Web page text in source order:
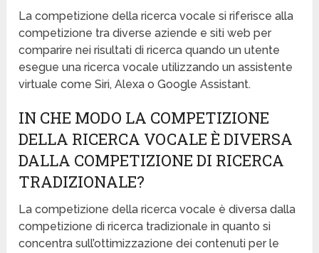
La competizione della ricerca vocale si riferisce alla
competizione tra diverse aziende e siti web per
comparire nei risultati di ricerca quando un utente
esegue una ricerca vocale utilizzando un assistente
virtuale come Siri, Alexa o Google Assistant.
IN CHE MODO LA COMPETIZIONE
DELLA RICERCA VOCALE È DIVERSA
DALLA COMPETIZIONE DI RICERCA
TRADIZIONALE?
La competizione della ricerca vocale è diversa dalla
competizione di ricerca tradizionale in quanto si
concentra sull’ottimizzazione dei contenuti per le